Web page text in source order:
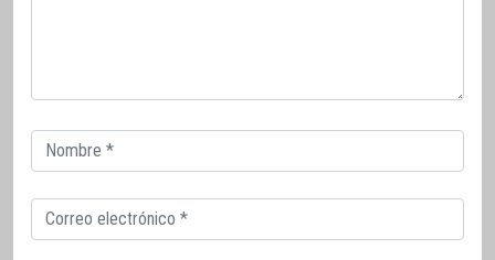
Correo
electrónico
Correo
electrónico